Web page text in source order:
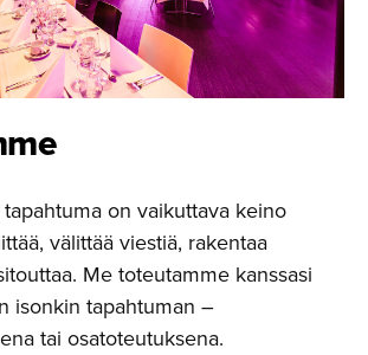
on vaikuttava keino
välittää viestiä, rakentaa
Me toteutamme kanssasi
isonkin tapahtuman –
tai osatoteutuksena.